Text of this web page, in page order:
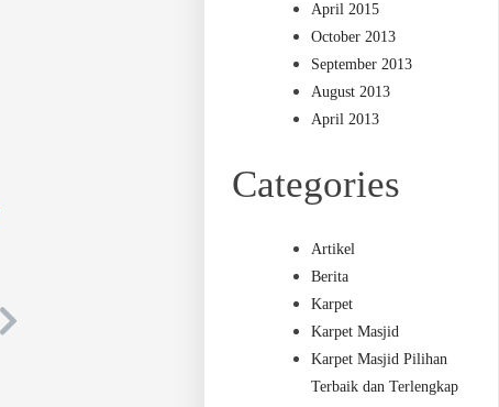
April 2015
October 2013
September 2013
August 2013
April 2013
Categories
Artikel
Berita
Karpet
Karpet Masjid
Karpet Masjid Pilihan
Terbaik dan Terlengkap